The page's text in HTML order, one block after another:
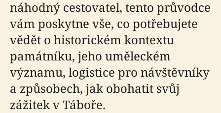
náhodný cestovatel, tento průvodce
vám poskytne vše, co potřebujete
vědět o historickém kontextu
památníku, jeho uměleckém
významu, logistice pro návštěvníky
a způsobech, jak obohatit svůj
zážitek v Táboře.